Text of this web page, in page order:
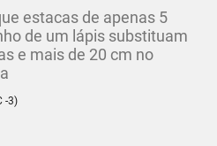
estacas de apenas 5
de um lápis substituam
e mais de 20 cm no
-3)